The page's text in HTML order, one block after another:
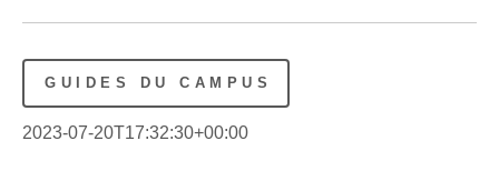
GUIDES DU CAMPUS
2023-07-20T17:32:30+00:00